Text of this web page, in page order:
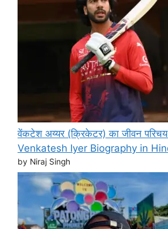
वेंकटेश अय्यर (क्रिकेटर) का जीवन परिचय
Venkatesh Iyer Biography in
by Niraj Singh